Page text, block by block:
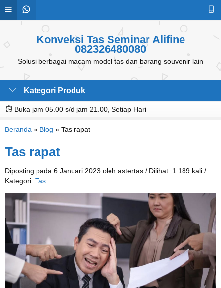
Konveksi Tas Seminar Alifine
082326480080
Solusi berbagai macam model tas dan barang souvenir lain
Kategori Produk
Buka jam 05.00 s/d jam 21.00, Setiap Hari
Beranda » Blog » Tas rapat
Tas rapat
Diposting pada 6 Januari 2023 oleh astertas / Dilihat: 1.189 kali /
Kategori: Tas